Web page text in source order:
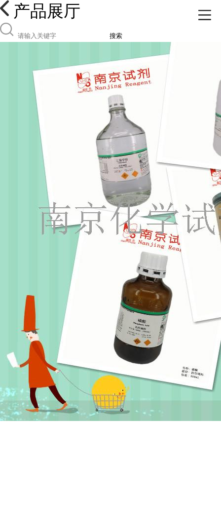
产品展厅
搜索